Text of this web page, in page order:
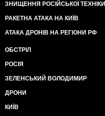
ЗНИЩЕННЯ РОСІЙСЬКОЇ ТЕХНІКИ
РАКЕТНА АТАКА НА КИЇВ
АТАКА ДРОНІВ НА РЕГІОНИ РФ
ОБСТРІЛ
РОСІЯ
ЗЕЛЕНСЬКИЙ ВОЛОДИМИР
ДРОНИ
КИЇВ